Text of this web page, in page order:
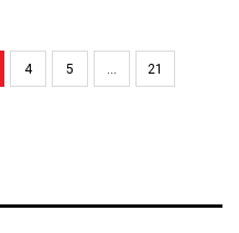
4 5 … 21